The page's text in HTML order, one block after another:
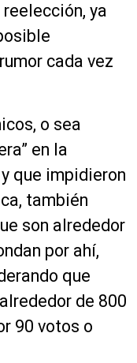
ya
cada vez
o sea
en la
que impidieron
también
son alrededor
por ahí,
que
de 800
90 votos o